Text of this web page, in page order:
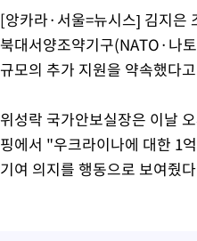
[앙카라·서울=뉴시스] 김지은
북대서양조약기구(NATO·나
규모의 추가 지원을 약속했다
위성락 국가안보실장은 이날
핑에서 "우크라이나에 대한 1
기여 의지를 행동으로 보여줬